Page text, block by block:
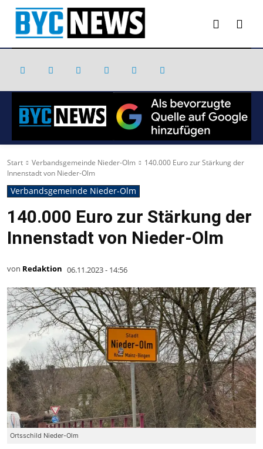
Start Verbandsgemeinde Nieder-Olm
140.000 Euro zur Stärkung der
Innenstadt von Nieder-Olm
Verbandsgemeinde Nieder-Olm
140.000 Euro zur Stärkung der
Innenstadt von Nieder-Olm
von Redaktion 06.11.2023 - 14:56
Ortsschild Nieder-Olm